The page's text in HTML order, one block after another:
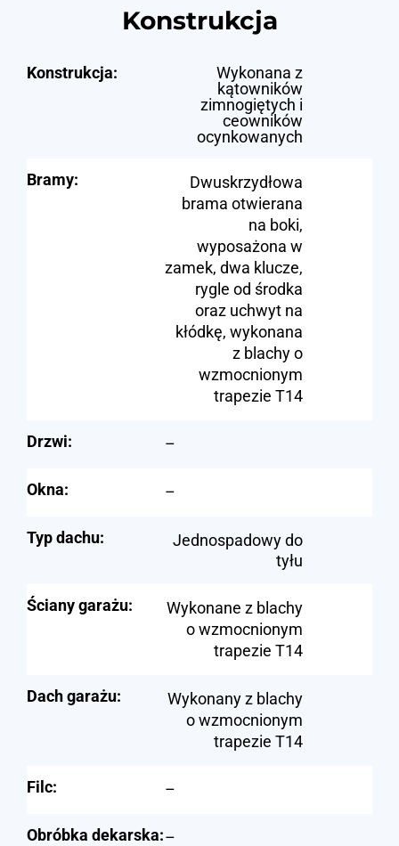
Konstrukcja
Konstrukcja:
Wykonana z
kątowników
zimnogiętych i
ceowników
ocynkowanych
Bramy:
Dwuskrzydłowa
brama otwierana
na boki,
wyposażona w
zamek, dwa klucze,
rygle od środka
oraz uchwyt na
kłódkę, wykonana
z blachy o
wzmocnionym
trapezie T14
Drzwi: –
Okna: –
Typ dachu:
Jednospadowy do
tyłu
Ściany garażu:
Wykonane z blachy
o wzmocnionym
trapezie T14
Dach garażu:
Wykonany z blachy
o wzmocnionym
trapezie T14
Filc: –
Obróbka dekarska:–